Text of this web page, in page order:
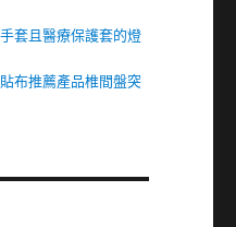
套且醫療保護套的燈
布推薦產品椎間盤突